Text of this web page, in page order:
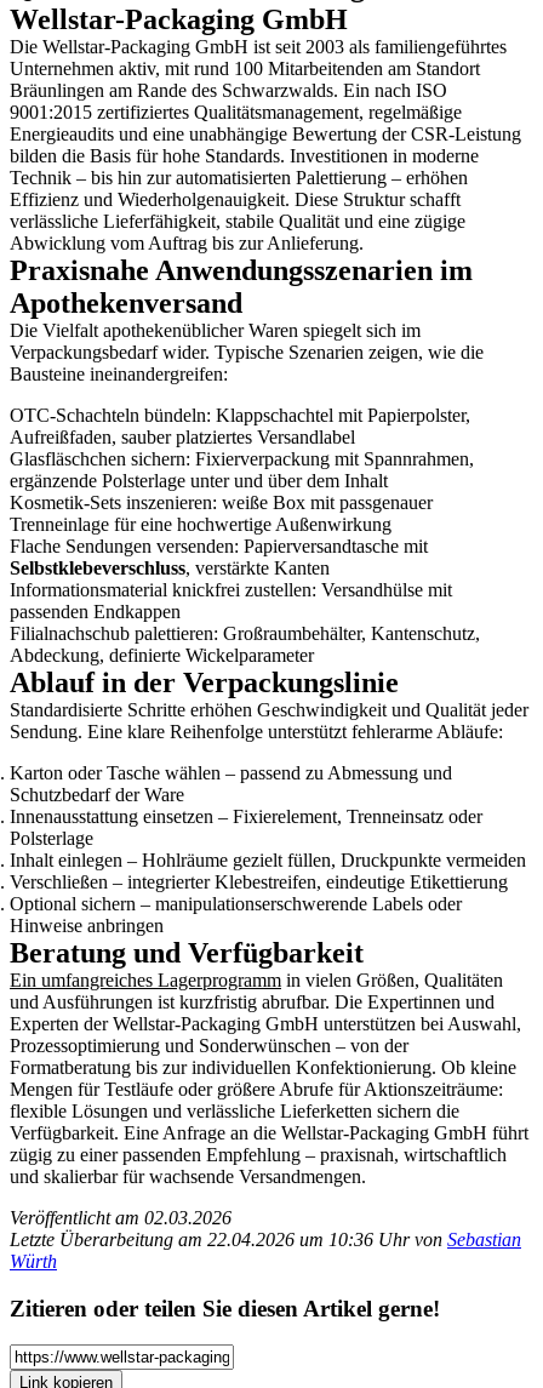
Wellstar-Packaging GmbH
Die Wellstar-Packaging GmbH ist seit 2003 als familiengeführtes
Unternehmen aktiv, mit rund 100 Mitarbeitenden am Standort
Bräunlingen am Rande des Schwarzwalds. Ein nach ISO
9001:2015 zertifiziertes Qualitätsmanagement, regelmäßige
Energieaudits und eine unabhängige Bewertung der CSR-Leistung
bilden die Basis für hohe Standards. Investitionen in moderne
Technik – bis hin zur automatisierten Palettierung – erhöhen
Effizienz und Wiederholgenauigkeit. Diese Struktur schafft
verlässliche Lieferfähigkeit, stabile Qualität und eine zügige
Abwicklung vom Auftrag bis zur Anlieferung.
Praxisnahe Anwendungsszenarien im
Apothekenversand
Die Vielfalt apothekenüblicher Waren spiegelt sich im
Verpackungsbedarf wider. Typische Szenarien zeigen, wie die
Bausteine ineinandergreifen:
OTC-Schachteln bündeln: Klappschachtel mit Papierpolster,
Aufreißfaden, sauber platziertes Versandlabel
Glasfläschchen sichern: Fixierverpackung mit Spannrahmen,
ergänzende Polsterlage unter und über dem Inhalt
Kosmetik-Sets inszenieren: weiße Box mit passgenauer
Trenneinlage für eine hochwertige Außenwirkung
Flache Sendungen versenden: Papierversandtasche mit
Selbstklebeverschluss, verstärkte Kanten
Informationsmaterial knickfrei zustellen: Versandhülse mit
passenden Endkappen
Filialnachschub palettieren: Großraumbehälter, Kantenschutz,
Abdeckung, definierte Wickelparameter
Ablauf in der Verpackungslinie
Standardisierte Schritte erhöhen Geschwindigkeit und Qualität jeder
Sendung. Eine klare Reihenfolge unterstützt fehlerarme Abläufe:
Karton oder Tasche wählen – passend zu Abmessung und
Schutzbedarf der Ware
Innenausstattung einsetzen – Fixierelement, Trenneinsatz oder
Polsterlage
Inhalt einlegen – Hohlräume gezielt füllen, Druckpunkte vermeiden
Verschließen – integrierter Klebestreifen, eindeutige Etikettierung
Optional sichern – manipulationserschwerende Labels oder
Hinweise anbringen
Beratung und Verfügbarkeit
Ein umfangreiches Lagerprogramm in vielen Größen, Qualitäten
und Ausführungen ist kurzfristig abrufbar. Die Expertinnen und
Experten der Wellstar-Packaging GmbH unterstützen bei Auswahl,
Prozessoptimierung und Sonderwünschen – von der
Formatberatung bis zur individuellen Konfektionierung. Ob kleine
Mengen für Testläufe oder größere Abrufe für Aktionszeiträume:
flexible Lösungen und verlässliche Lieferketten sichern die
Verfügbarkeit. Eine Anfrage an die Wellstar-Packaging GmbH führt
zügig zu einer passenden Empfehlung – praxisnah, wirtschaftlich
und skalierbar für wachsende Versandmengen.
Veröffentlicht am 02.03.2026
Letzte Überarbeitung am 22.04.2026 um 10:36 Uhr von Sebastian
Würth
Zitieren oder teilen Sie diesen Artikel gerne!
Link kopieren